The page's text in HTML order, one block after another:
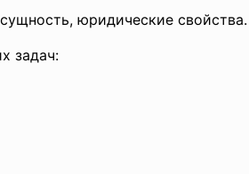
юридические свойства.
задач: